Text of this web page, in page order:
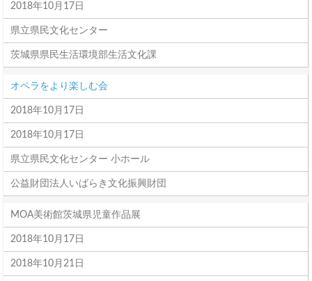
2018年10月17日
県立県民文化センター
茨城県県民生活環境部生活文化課
オペラをより楽しむ会
2018年10月17日
2018年10月17日
県立県民文化センター 小ホール
公益財団法人いばらき文化振興財団
MOA美術館茨城県児童作品展
2018年10月17日
2018年10月21日